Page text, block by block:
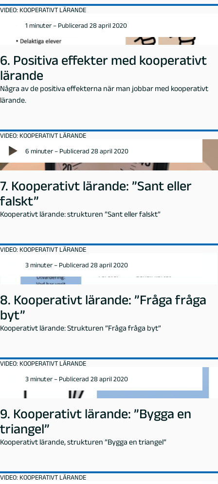
VIDEO: KOOPERATIVT LÄRANDE
1 minuter – Publicerad 28 april 2020
6. Positiva effekter med kooperativt
lärande
Några av de positiva effekterna när man jobbar med kooperativt
lärande.
VIDEO: KOOPERATIVT LÄRANDE
6 minuter – Publicerad 28 april 2020
7. Kooperativt lärande: ”Sant eller
falskt”
Kooperativt lärande: strukturen ”Sant eller falskt”
VIDEO: KOOPERATIVT LÄRANDE
3 minuter – Publicerad 28 april 2020
8. Kooperativt lärande: ”Fråga fråga
byt”
Kooperativt lärande: Strukturen ”Fråga fråga byt”
VIDEO: KOOPERATIVT LÄRANDE
3 minuter – Publicerad 28 april 2020
9. Kooperativt lärande: ”Bygga en
triangel”
Kooperativt lärande, strukturen ”Bygga en triangel”
VIDEO: KOOPERATIVT LÄRANDE